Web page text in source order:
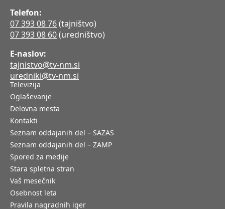
Telefon:
07 393 08 76(tajništvo)
07 393 08 60(uredništvo)
E-naslov:
tajnistvo@tv-nm.si
uredniki@tv-nm.si
Televizija
Oglaševanje
Delovna mesta
Kontakti
Seznam oddajanih del – SAZAS
Seznam oddajanih del – ZAMP
Spored za medije
Stara spletna stran
Vaš mesečnik
Osebnost leta
Pravila nagradnih iger